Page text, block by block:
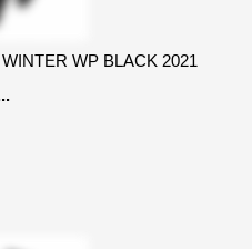
WP BLACK 2021